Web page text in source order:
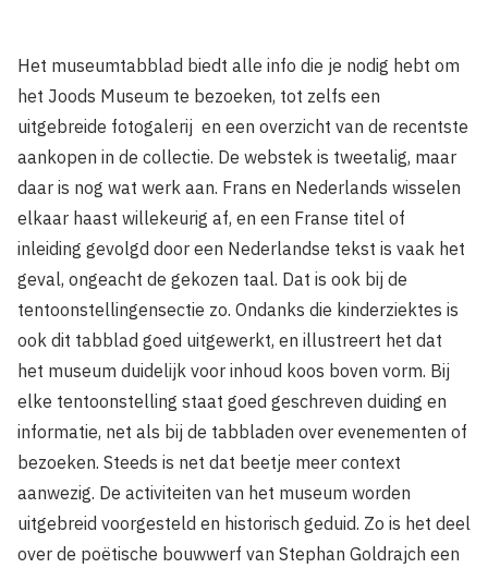
Het museumtabblad biedt alle info die je nodig hebt om
het Joods Museum te bezoeken, tot zelfs een
uitgebreide fotogalerij en een overzicht van de recentste
aankopen in de collectie. De webstek is tweetalig, maar
daar is nog wat werk aan. Frans en Nederlands wisselen
elkaar haast willekeurig af, en een Franse titel of
inleiding gevolgd door een Nederlandse tekst is vaak het
geval, ongeacht de gekozen taal. Dat is ook bij de
tentoonstellingensectie zo. Ondanks die kinderziektes is
ook dit tabblad goed uitgewerkt, en illustreert het dat
het museum duidelijk voor inhoud koos boven vorm. Bij
elke tentoonstelling staat goed geschreven duiding en
informatie, net als bij de tabbladen over evenementen of
bezoeken. Steeds is net dat beetje meer context
aanwezig. De activiteiten van het museum worden
uitgebreid voorgesteld en historisch geduid. Zo is het deel
over de poëtische bouwwerf van Stephan Goldrajch een